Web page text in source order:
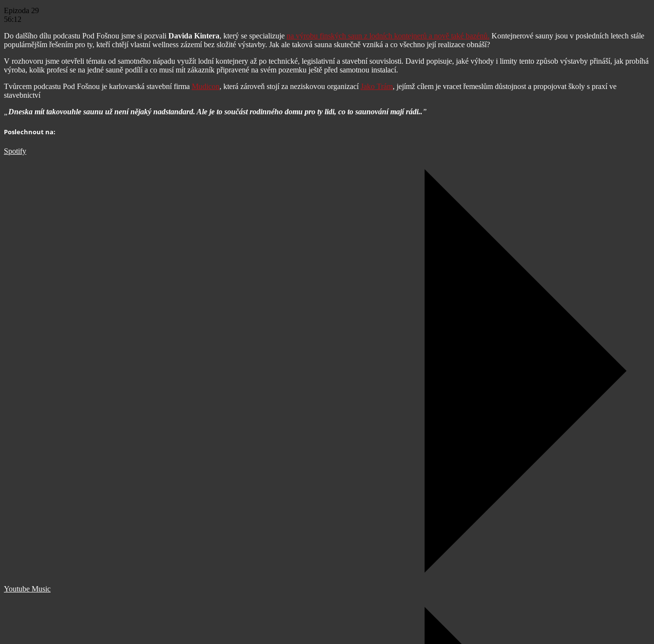
Epizoda 29
56:12
Do dalšího dílu podcastu Pod Fošnou jsme si pozvali Davida Kintera, který se specializuje na výrobu finských saun z lodních kontejnerů a nově také bazénů. Kontejnerové sauny jsou v posledních letech stále
populárnějším řešením pro ty, kteří chtějí vlastní wellness zázemí bez složité výstavby. Jak ale taková sauna skutečně vzniká a co všechno její realizace obnáší?
V rozhovoru jsme otevřeli témata od samotného nápadu využít lodní kontejnery až po technické, legislativní a stavební souvislosti. David popisuje, jaké výhody i limity tento způsob výstavby přináší, jak probíhá
výroba, kolik profesí se na jedné sauně podílí a co musí mít zákazník připravené na svém pozemku ještě před samotnou instalací.
Tvůrcem podcastu Pod Fošnou je karlovarská stavební firma Mudicon, která zároveň stojí za neziskovou organizacíJako Trám, jejímž cílem je vracet řemeslům důstojnost a propojovat školy s praxí ve
stavebnictví
„Dneska mít takovouhle saunu už není nějaký nadstandard. Ale je to součást rodinného domu pro ty lidi, co to saunování mají rádi..”
Poslechnout na:
Spotify
Youtube Music